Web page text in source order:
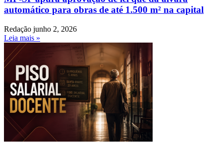
automático para obras de até 1.500 m² na capital
Redação junho 2, 2026
Leia mais »